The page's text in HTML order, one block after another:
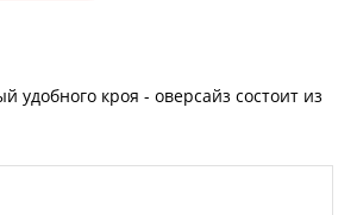
удобного кроя - оверсайз состоит из